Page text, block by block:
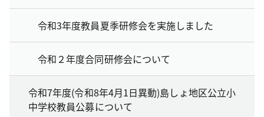
令和3年度教員夏季研修会を実施しました
令和２年度合同研修会について
令和7年度(令和8年4月1日異動)島しょ地区公立小
中学校教員公募について